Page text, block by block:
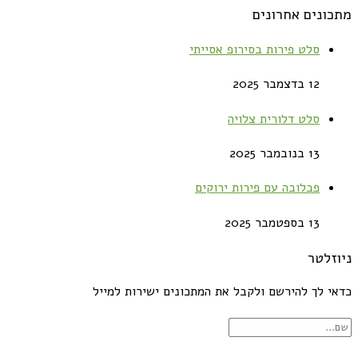
מתכונים אחרונים
סלט פירות בסירופ אסייתי
12 בדצמבר 2025
סלט דלורית צלויה
13 בנובמבר 2025
פבלובה עם פירות ירוקים
13 בספטמבר 2025
ניוזלטר
כדאי לך להירשם ולקבל את המתכונים ישירות למייל